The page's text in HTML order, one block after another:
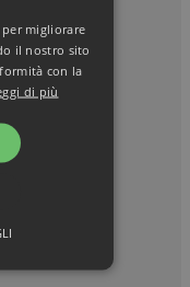
migliorare
il nostro sito
con la
di più